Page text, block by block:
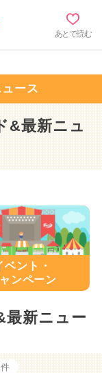
あとで読む
ース
&最新ニュ
ベント・
ンペーン
最新ニュー